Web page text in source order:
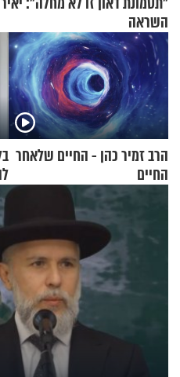
השראה
הרב זמיר כהן - החיים שלאחר
החיים